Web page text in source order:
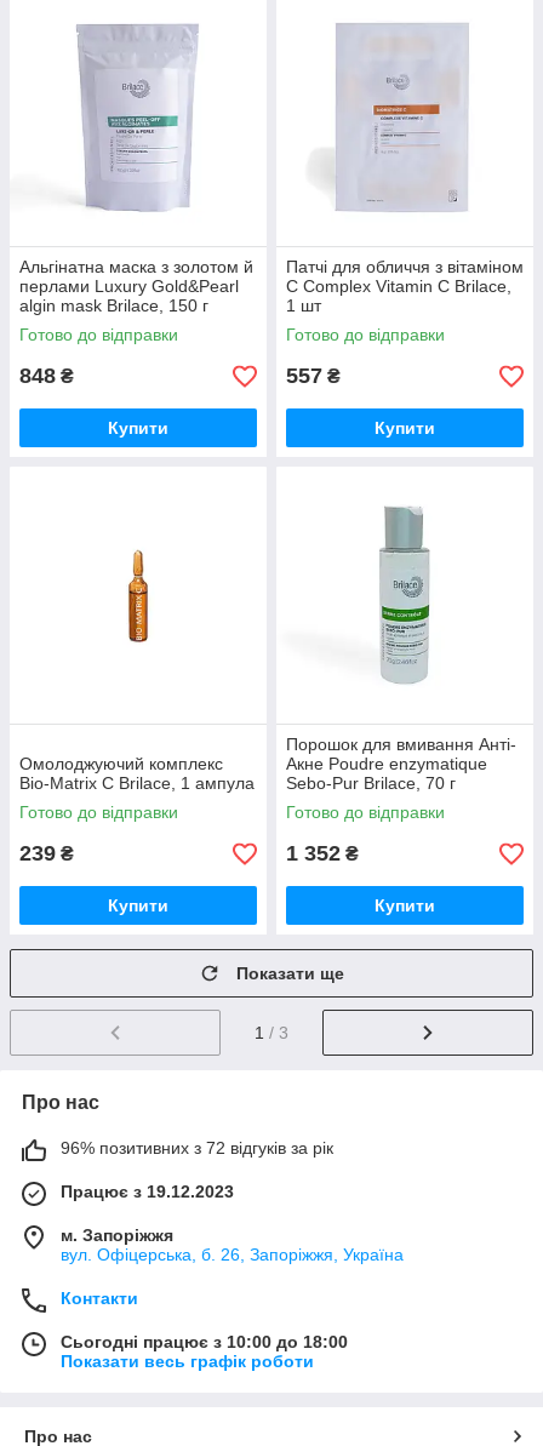
Альгінатна маска з золотом й
перлами Luxury Gold&Pearl
algin mask Brilace, 150 г
Готово до відправки
848 ₴
Купити
Патчі для обличчя з вітаміном
С Complex Vitamin C Brilace,
1 шт
Готово до відправки
557 ₴
Купити
Омолоджуючий комплекс
Bio-Matrix C Brilace, 1 ампула
Готово до відправки
239 ₴
Купити
Порошок для вмивання Анті-
Акне Poudre enzymatique
Sebo-Pur Brilace, 70 г
Готово до відправки
1 352 ₴
Купити
Показати ще
1 / 3
Про нас
96% позитивних з 72 відгуків за рік
Працює з 19.12.2023
м. Запоріжжя
вул. Офіцерська, б. 26, Запоріжжя, Україна
Контакти
Сьогодні працює з 10:00 до 18:00
Показати весь графік роботи
Про нас